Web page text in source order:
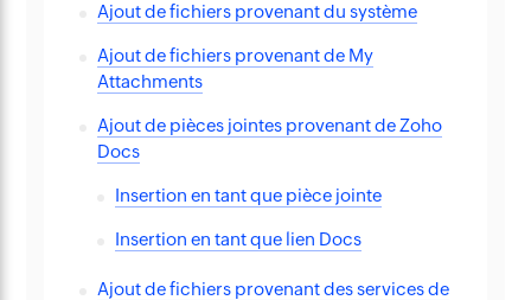
Ajout de fichiers provenant du système
Ajout de fichiers provenant de My
Attachments
Ajout de pièces jointes provenant de Zoho
Docs
Insertion en tant que pièce jointe
Insertion en tant que lien Docs
Ajout de fichiers provenant des services de